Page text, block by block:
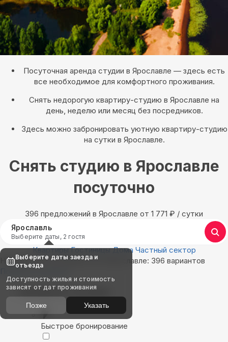
Посуточная аренда студии в Ярославле — здесь есть
все необходимое для комфортного проживания.
Снять недорогую квартиру-студию в Ярославле на
день, неделю или месяц без посредников.
Здесь можно забронировать уютную квартиру-студию
на сутки в Ярославле.
Снять студию в Ярославле
посуточно
396 предложений в Ярославле oт 1 771 ₽ / сутки
Ярославль
Выберите даты, 2 гостя
Квартиры Гостиницы Дома Частный сектор
Найдём, где остановиться в Ярославле: 396 вариантов
Показать на карте
Выбирайте лучшее
Быстрое бронирование
Выберите даты заезда и
отъезда
Доступность жилья и стоимость
зависят от дат проживания
Позже Указать